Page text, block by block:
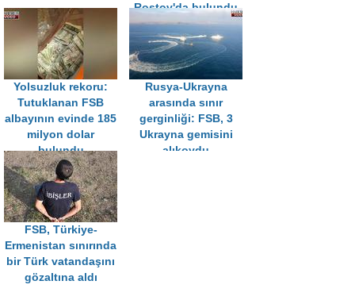
Rostov'da bulundu
Yolsuzluk rekoru:
Tutuklanan FSB
albayının evinde 185
milyon dolar
bulundu
Rusya-Ukrayna
arasında sınır
gerginliği: FSB, 3
Ukrayna gemisini
alıkoydu
FSB, Türkiye-
Ermenistan sınırında
bir Türk vatandaşını
gözaltına aldı